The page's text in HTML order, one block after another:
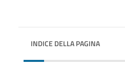
INDICE DELLA PAGINA